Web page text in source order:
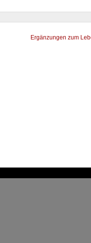
Ergänzungen zum